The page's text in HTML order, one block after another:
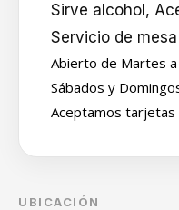
Sirve alcohol,
Servicio de mesa
Abierto de Martes
Sábados y
Aceptamos tarjetas
UBICACIÓN